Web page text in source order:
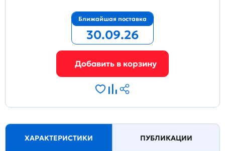
Ближайшая поставка
30.09.26
ХАРАКТЕРИСТИКИ ПУБЛИКАЦИИ